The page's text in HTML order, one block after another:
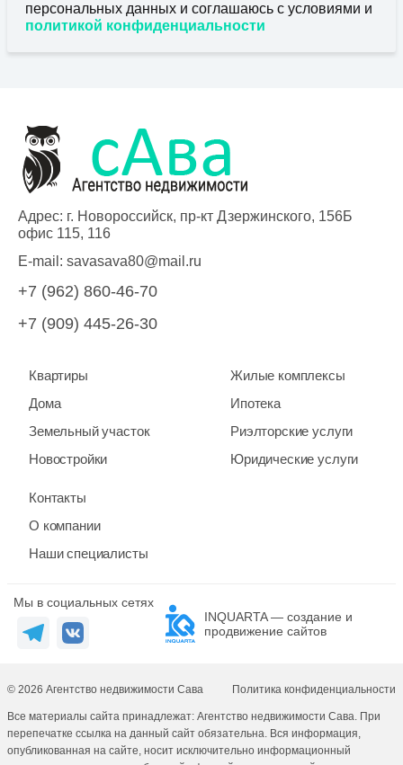
персональных данных и соглашаюсь с условиями и
политикой конфиденциальности
Адрес: г. Новороссийск, пр-кт Дзержинского, 156Б
офис 115, 116
E-mail: savasava80@mail.ru
+7 (962) 860-46-70
+7 (909) 445-26-30
Квартиры
Дома
Земельный участок
Новостройки
Жилые комплексы
Ипотека
Риэлторские услуги
Юридические услуги
Контакты
О компании
Наши специалисты
Мы в социальных сетях
INQUARTA — создание и
продвижение сайтов
© 2026 Агентство недвижимости Сава Политика конфиденциальности
Все материалы сайта принадлежат: Агентство недвижимости Сава. При
перепечатке ссылка на данный сайт обязательна. Вся информация,
опубликованная на сайте, носит исключительно информационный